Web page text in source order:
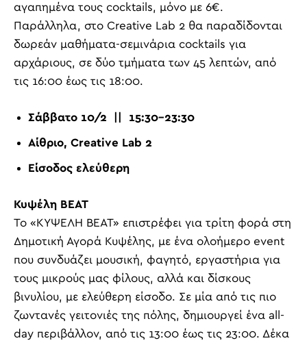
αγαπημένα τους cocktails, μόνο με 6€.
Παράλληλα, στο Creative Lab 2 θα παραδίδονται
δωρεάν μαθήματα-σεμινάρια cocktails για
αρχάριους, σε δύο τμήματα των 45 λεπτών, από
τις 16:00 έως τις 18:00.
Σάββατο 10/2 || 15:30-23:30
Αίθριο, Creative Lab 2
Είσοδος ελεύθερη
Κυψέλη BEAT
Το «ΚΥΨΕΛΗ BEAT» επιστρέφει για τρίτη φορά στη
Δημοτική Αγορά Κυψέλης, με ένα ολοήμερο event
που συνδυάζει μουσική, φαγητό, εργαστήρια για
τους μικρούς μας φίλους, αλλά και δίσκους
βινυλίου, με ελεύθερη είσοδο. Σε μία από τις πιο
ζωντανές γειτονιές της πόλης, δημιουργεί ένα all-
day περιβάλλον, από τις 13:00 έως τις 23:00. Δέκα